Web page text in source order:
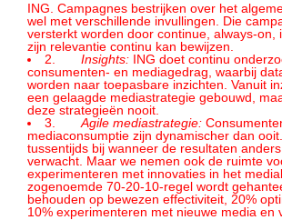
ING. Campagnes bestrijken over het
wel met verschillende invullingen. Die
versterkt worden door continue, always-on,
zijn relevantie continu kan bewijzen.
2. Insights: ING doet continu
consumenten- en mediagedrag, waarbij
worden naar toepasbare inzichten. Vanuit
een gelaagde mediastrategie gebouwd,
deze strategieën nooit.
3. Agile mediastrategie:
mediaconsumptie zijn dynamischer dan
tussentijds bij wanneer de resultaten
verwacht. Maar we nemen ook de ruimte
experimenteren met innovaties in het
zogenoemde 70-20-10-regel wordt
behouden op bewezen effectiviteit, 20%
10% experimenteren met nieuwe media en